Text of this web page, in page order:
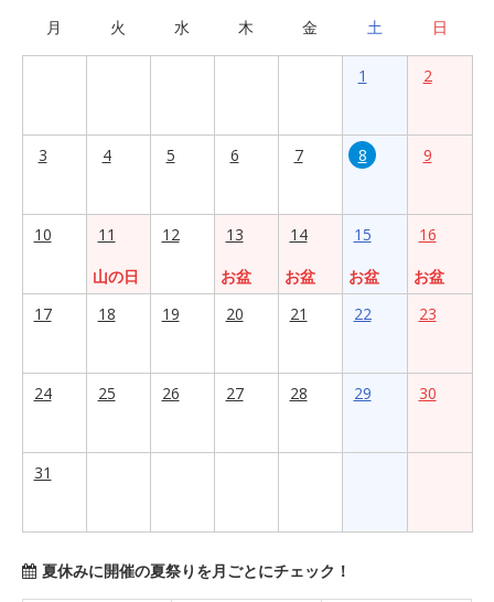
月 火 水 木 金 土 日
1 2
3 4 5 6 7 8 9
10
11
山の日
12
13
お盆
14
お盆
15
お盆
16
お盆
17
18 19 20 21 22 23
24 25 26 27 28 29 30
31
夏休みに開催の夏祭りを月ごとにチェック！